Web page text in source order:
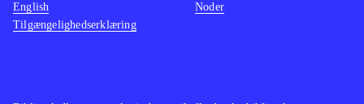
English
Tilgængelighedserklæring
Noder